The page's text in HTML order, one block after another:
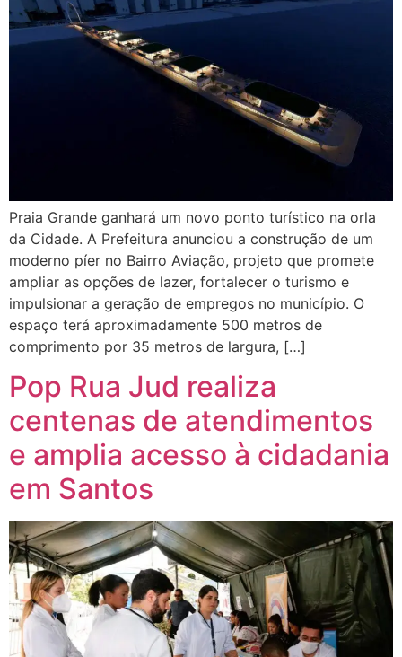
Praia Grande ganhará um novo ponto turístico na orla
da Cidade. A Prefeitura anunciou a construção de um
moderno píer no Bairro Aviação, projeto que promete
ampliar as opções de lazer, fortalecer o turismo e
impulsionar a geração de empregos no município. O
espaço terá aproximadamente 500 metros de
comprimento por 35 metros de largura, […]
Pop Rua Jud realiza
centenas de atendimentos
e amplia acesso à cidadania
em Santos